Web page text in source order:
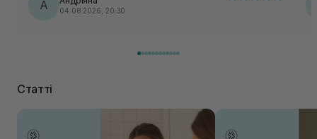
А 04.08.2026, 20:30
Статті